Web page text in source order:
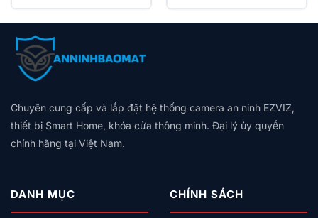
THÔNG SỐ
Model
Kích thước
80 × 80 × 41.5 mm
Điện áp đầu vào
100 – 240 V AC
Wifi 2.4 GHz
Zigbee
Zigbee 3.0
990.000₫.là:
739.000₫.
Chuyên cung cấp và lắp đặt hệ thống camera an ninh EZVIZ,
thiết bị Smart Home, khóa cửa thông minh. Đại lý ủy quyền
chính hãng tại Việt Nam.
DANH MỤC CHÍNH SÁCH